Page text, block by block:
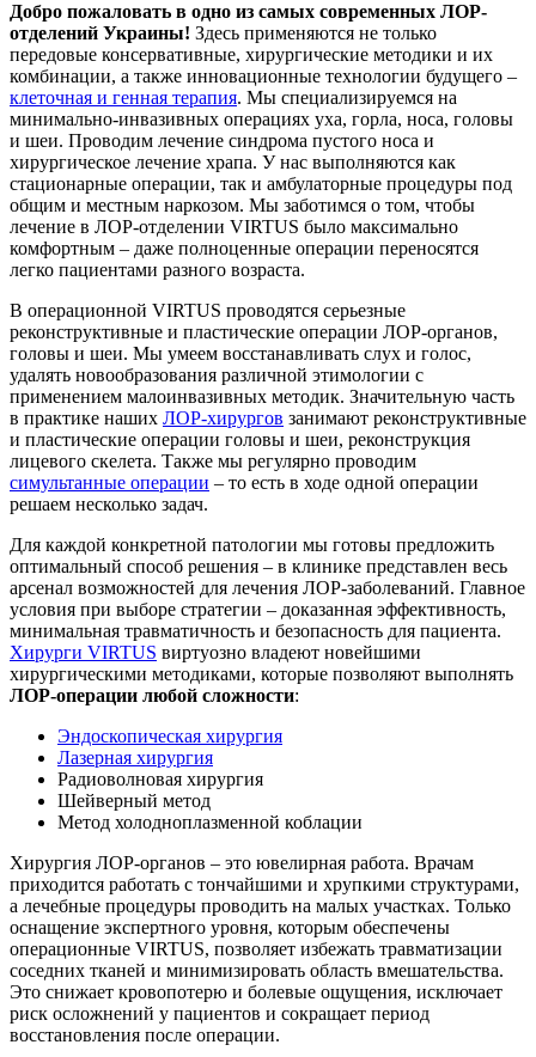
Добро пожаловать в одно из самых современных ЛОР-
отделений Украины! Здесь применяются не только
передовые консервативные, хирургические методики и их
комбинации, а также инновационные технологии будущего –
клеточная и генная терапия. Мы специализируемся на
минимально-инвазивных операциях уха, горла, носа, головы
и шеи. Проводим лечение синдрома пустого носа и
хирургическое лечение храпа. У нас выполняются как
стационарные операции, так и амбулаторные процедуры под
общим и местным наркозом. Мы заботимся о том, чтобы
лечение в ЛОР-отделении VIRTUS было максимально
комфортным – даже полноценные операции переносятся
легко пациентами разного возраста.
В операционной VIRTUS проводятся серьезные
реконструктивные и пластические операции ЛОР-органов,
головы и шеи. Мы умеем восстанавливать слух и голос,
удалять новообразования различной этимологии с
применением малоинвазивных методик. Значительную часть
в практике наших ЛОР-хирургов занимают реконструктивные
и пластические операции головы и шеи, реконструкция
лицевого скелета. Также мы регулярно проводим
симультанные операции – то есть в ходе одной операции
решаем несколько задач.
Для каждой конкретной патологии мы готовы предложить
оптимальный способ решения – в клинике представлен весь
арсенал возможностей для лечения ЛОР-заболеваний. Главное
условия при выборе стратегии – доказанная эффективность,
минимальная травматичность и безопасность для пациента.
Хирурги VIRTUS виртуозно владеют новейшими
хирургическими методиками, которые позволяют выполнять
ЛОР-операции любой сложности:
Эндоскопическая хирургия
Лазерная хирургия
Радиоволновая хирургия
Шейверный метод
Метод холодноплазменной коблации
Хирургия ЛОР-органов – это ювелирная работа. Врачам
приходится работать с тончайшими и хрупкими структурами,
а лечебные процедуры проводить на малых участках. Только
оснащение экспертного уровня, которым обеспечены
операционные VIRTUS, позволяет избежать травматизации
соседних тканей и минимизировать область вмешательства.
Это снижает кровопотерю и болевые ощущения, исключает
риск осложнений у пациентов и сокращает период
восстановления после операции.